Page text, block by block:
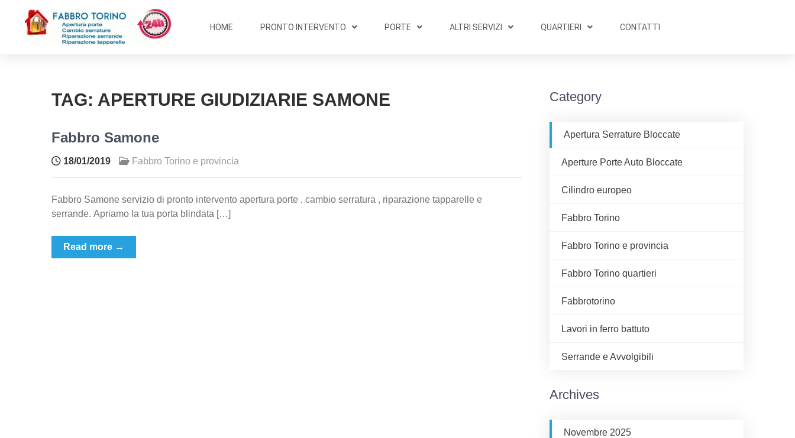
HOME PRONTO INTERVENTO PORTE ALTRI SERVIZI QUARTIERI CONTATTI
TAG: APERTURE GIUDIZIARIE SAMONE
Fabbro Samone
18/01/2019 Fabbro Torino e provincia
Fabbro Samone servizio di pronto intervento apertura porte , cambio serratura , riparazione tapparelle e
serrande. Apriamo la tua porta blindata […]
Read more →
Category
Apertura Serrature Bloccate
Aperture Porte Auto Bloccate
Cilindro europeo
Fabbro Torino
Fabbro Torino e provincia
Fabbro Torino quartieri
Fabbrotorino
Lavori in ferro battuto
Serrande e Avvolgibili
Archives
Novembre 2025